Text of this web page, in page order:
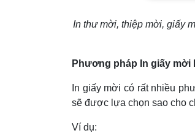
In thư mời, thiệp mời, giấy
Phương pháp In giấy mời
In giấy mời có rất nhiều
sẽ được lựa chọn sao cho
Ví dụ: